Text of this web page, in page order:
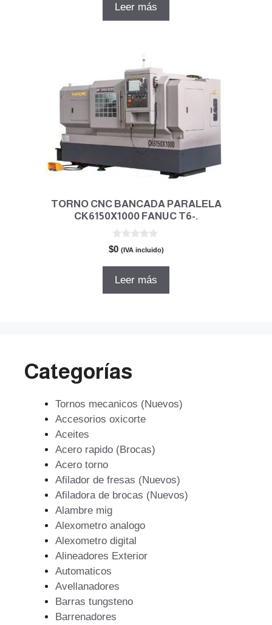
Leer más
TORNO CNC BANCADA PARALELA
CK6150X1000 FANUC T6-.
0
d
$0 (IVA incluido)
Leer más
Categorías
Tornos mecanicos (Nuevos)
Accesorios oxicorte
Aceites
Acero rapido (Brocas)
Acero torno
Afilador de fresas (Nuevos)
Afiladora de brocas (Nuevos)
Alambre mig
Alexometro analogo
Alexometro digital
Alineadores Exterior
Automaticos
Avellanadores
Barras tungsteno
Barrenadores